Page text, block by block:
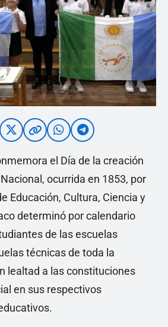
el Día de la creación
ocurrida en 1853, por
Educación, Cultura, Ciencia y
determinó por calendario
de las escuelas
técnicas de toda la
lealtad a las constituciones
en sus respectivos